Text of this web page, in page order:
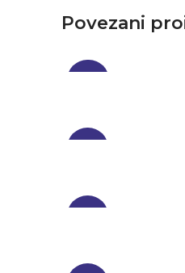
Povezani